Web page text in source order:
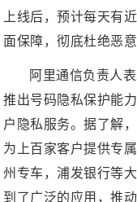
上线后，预计每天有
面保障，彻底杜绝恶
阿里通信负责人
推出号码隐私保护能
户隐私服务。据了解
为上百家客户提供专
州专车，浦发银行等
到了广泛的应用，推